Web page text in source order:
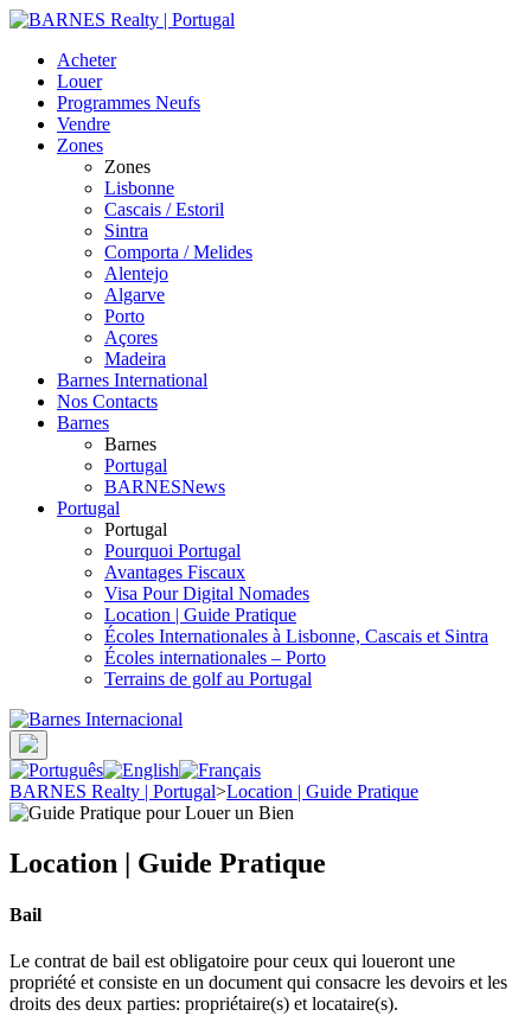
Acheter
Louer
Programmes Neufs
Vendre
Zones
Zones
Lisbonne
Cascais / Estoril
Sintra
Comporta / Melides
Alentejo
Algarve
Porto
Açores
Madeira
Barnes International
Nos Contacts
Barnes
Barnes
Portugal
BARNESNews
Portugal
Portugal
Pourquoi Portugal
Avantages Fiscaux
Visa Pour Digital Nomades
Location | Guide Pratique
Écoles Internationales à Lisbonne, Cascais et Sintra
Écoles internationales – Porto
Terrains de golf au Portugal
BARNES Realty | Portugal>Location | Guide Pratique
Location | Guide Pratique
Bail
Le contrat de bail est obligatoire pour ceux qui loueront une
propriété et consiste en un document qui consacre les devoirs et les
droits des deux parties: propriétaire(s) et locataire(s).